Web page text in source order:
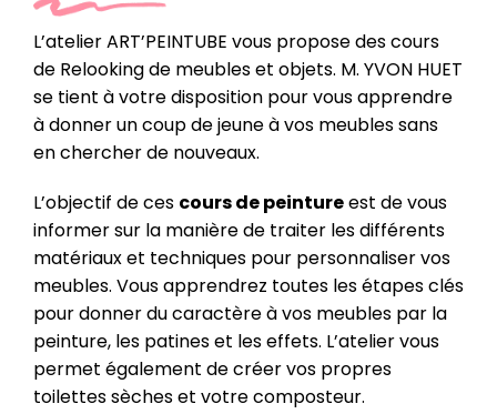
L’atelier ART’PEINTUBE vous propose des cours
de Relooking de meubles et objets. M. YVON HUET
se tient à votre disposition pour vous apprendre
à donner un coup de jeune à vos meubles sans
en chercher de nouveaux.
L’objectif de ces cours de peintureest de vous
informer sur la manière de traiter les différents
matériaux et techniques pour personnaliser vos
meubles. Vous apprendrez toutes les étapes clés
pour donner du caractère à vos meubles par la
peinture, les patines et les effets. L’atelier vous
permet également de créer vos propres
toilettes sèches et votre composteur.